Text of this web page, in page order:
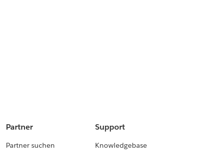
Partner
Partner suchen
Support
Knowledgebase